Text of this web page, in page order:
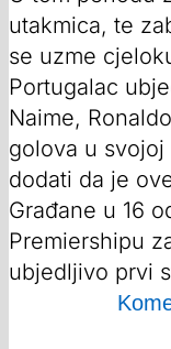
utakmica, te
se uzme
Portugalac
Naime,
golova u svojoj
dodati da je
Građane u 16
Premiershipu
ubjedljivo prvi